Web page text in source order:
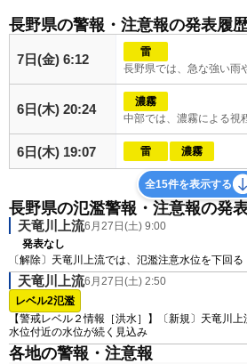
長野県の警報・注意報の発表履
7日(金) 6:12
雷
長野県では、急な強い雨
6日(木) 20:24
濃霧
中部では、濃霧による視
6日(木) 19:07 雷 濃霧
全15件を表示する
長野県の氾濫警報・注意報の発
天竜川上流6月27日(土) 9:00
発表なし
〔解除〕天竜川上流では、氾濫注意水位を下回る
天竜川上流6月27日(土) 2:50
レベル2氾濫
【警戒レベル２情報［洪水］】〔新規〕天竜川
水位付近の水位が続く見込み
各地の警報・注意報